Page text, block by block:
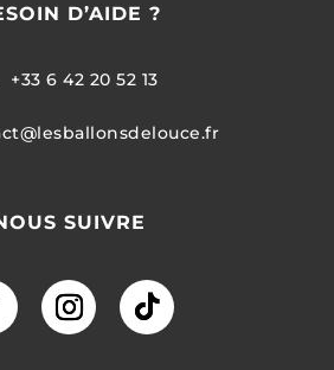
SUIVRE
D’AIDE ?
+33 6 42 20 52 13